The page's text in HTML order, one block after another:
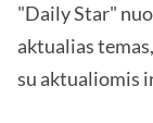
"Daily Star"
aktualias
su aktualiomis